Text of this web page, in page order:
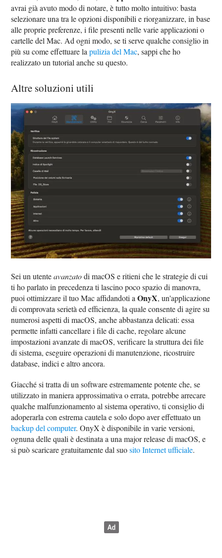
avrai già avuto modo di notare, è tutto molto intuitivo: basta
selezionare una tra le opzioni disponibili e riorganizzare, in base
alle proprie preferenze, i file presenti nelle varie applicazioni o
cartelle del Mac. Ad ogni modo, se ti serve qualche consiglio in
più su come effettuare lapulizia del Mac, sappi che ho
realizzato un tutorial anche su questo.
Altre soluzioni utili
Sei un utenteavanzatodi macOS e ritieni che le strategie di cui
ti ho parlato in precedenza ti lascino poco spazio di manovra,
puoi ottimizzare il tuo Mac affidandoti aOnyX, un'applicazione
di comprovata serietà ed efficienza, la quale consente di agire su
numerosi aspetti di macOS, anche abbastanza delicati: essa
permette infatti cancellare i file di cache, regolare alcune
impostazioni avanzate di macOS, verificare la struttura dei file
di sistema, eseguire operazioni di manutenzione, ricostruire
database, indici e altro ancora.
Giacché si tratta di un software estremamente potente che, se
utilizzato in maniera approssimativa o errata, potrebbe arrecare
qualche malfunzionamento al sistema operativo, ti consiglio di
adoperarla con estrema cautela e solo dopo aver effettuato un
backup del computer. OnyX è disponibile in varie versioni,
ognuna delle quali è destinata a una major release di macOS, e
si può scaricare gratuitamente dal suosito Internet ufficiale.